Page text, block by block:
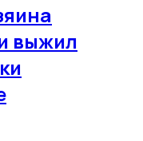
выжил